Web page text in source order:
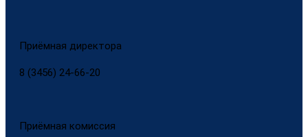
Приёмная директора
8 (3456) 24-66-20
Приёмная комиссия